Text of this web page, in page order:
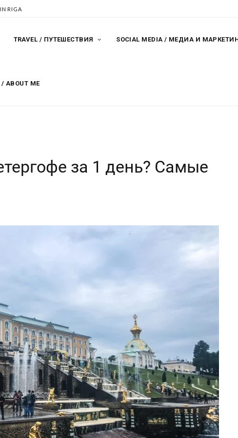
RIGA
TRAVEL / ПУТЕШЕСТВИЯ SOCIAL MEDIA / МЕДИА И
ABOUT ME
за 1 день? Самые